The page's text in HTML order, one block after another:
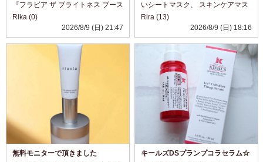
『フラビア ザ ブライトネス ブース
トセラム＆ジェル』をいただきま
した✨ ブーストセラムは洗顔後に
使用する導入美容液です。 なめら
かなテクスチャーで伸びがよく、
Rika (0)
2026/8/9 (日) 21:47
いシートマスク、 スキンケアマス
ク ニッコ AC 水分チャージマスク
10枚入り を使ってみました♡ 乾燥
が気になるときは、化粧水や乳液
だけでなく、シートマスクで手軽...
Rira (13)
2026/8/9 (日) 18:16
無料モニターで頂きました
キールズDSプランプコラセラム☆